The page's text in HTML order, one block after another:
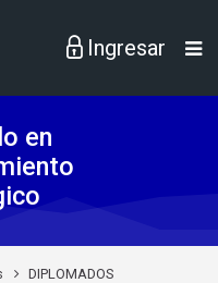
en
DIPLOMADOS